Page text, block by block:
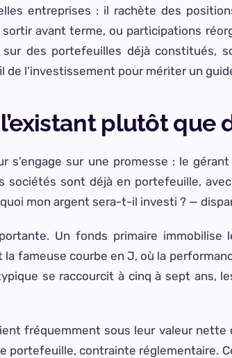
entreprises : il rachète des
avant terme, ou participations
des portefeuilles déjà constitués,
l’investissement pour mériter un
plutôt que
s’engage sur une promesse : le
sociétés sont déjà en portefeuille,
mon argent sera-t-il investi ? —
Un fonds primaire
fameuse courbe en J, où la
se raccourcit à cinq à sept ans,
fréquemment sous leur valeur nette
portefeuille, contrainte réglementaire.